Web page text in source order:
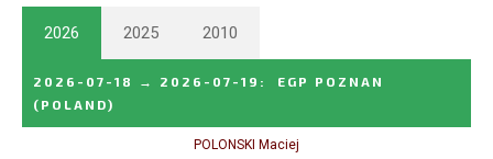
2026 2025 2010
2026-07-18 → 2026-07-19 :
EGP POZNAN
(POLAND)
POLONSKI Maciej